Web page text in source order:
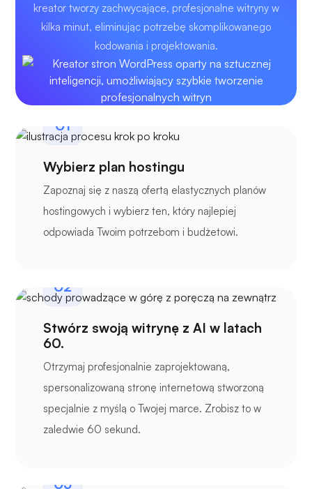
kreator tworzy zachwycające, profesjonalne witryny w
kilka minut, eliminując potrzebę skomplikowanego
kodowania i projektowania.
01
Wybierz plan hostingu
Zapoznaj się z naszą ofertą elastycznych planów
hostingowych i wybierz ten, który najlepiej
odpowiada Twoim potrzebom i budżetowi.
02
Stwórz swoją witrynę z AI w latach
60.
Otrzymaj profesjonalnie zaprojektowaną,
spersonalizowaną stronę internetową stworzoną
specjalnie z myślą o Twojej marce. Zrobisz to w
zaledwie 60 sekund.
03